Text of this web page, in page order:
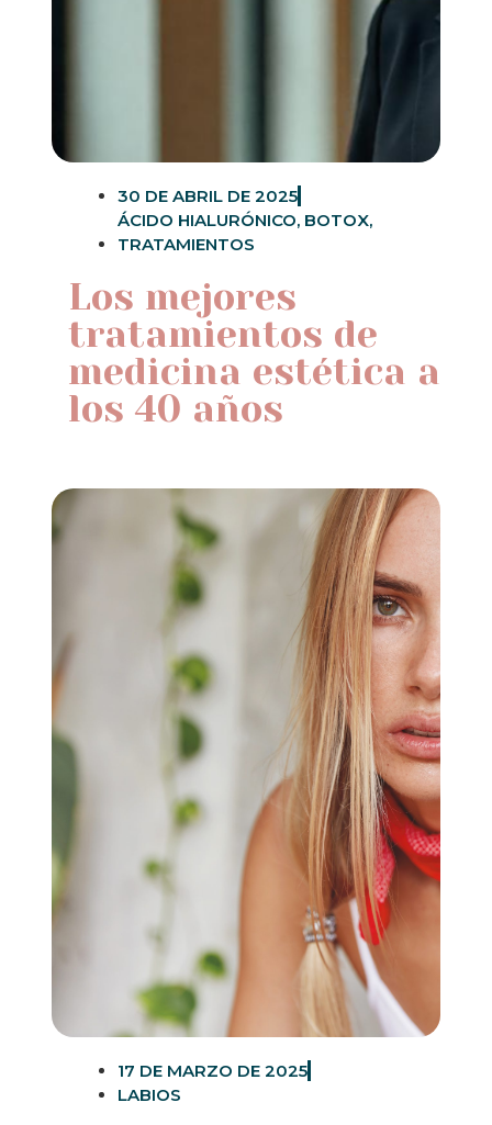
30 DE ABRIL DE 2025
ÁCIDO HIALURÓNICO, BOTOX,
TRATAMIENTOS
Los mejores
tratamientos de
medicina estética a
los 40 años
17 DE MARZO DE 2025
LABIOS